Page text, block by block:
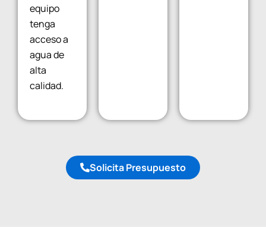
equipo
tenga
acceso a
agua de
alta
calidad.
Solicita Presupuesto